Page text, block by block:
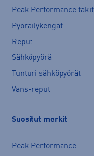
Peak Performance takit
Pyöräilykengät
Reput
Sähköpyörä
Tunturi sähköpyörät
Vans-reput
Suositut merkit
Peak Performance